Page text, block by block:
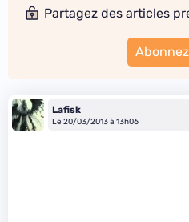
Partagez des articles
Lafisk
Le 20/03/2013 à 13h06